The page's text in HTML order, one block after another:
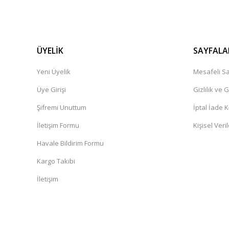
ÜYELİK
Yeni Üyelik
Üye Girişi
Şifremi Unuttum
İletişim Formu
Havale Bildirim Formu
Kargo Takibi
İletişim
Mesafeli
Gizlilik ve
İptal İade
Kişisel